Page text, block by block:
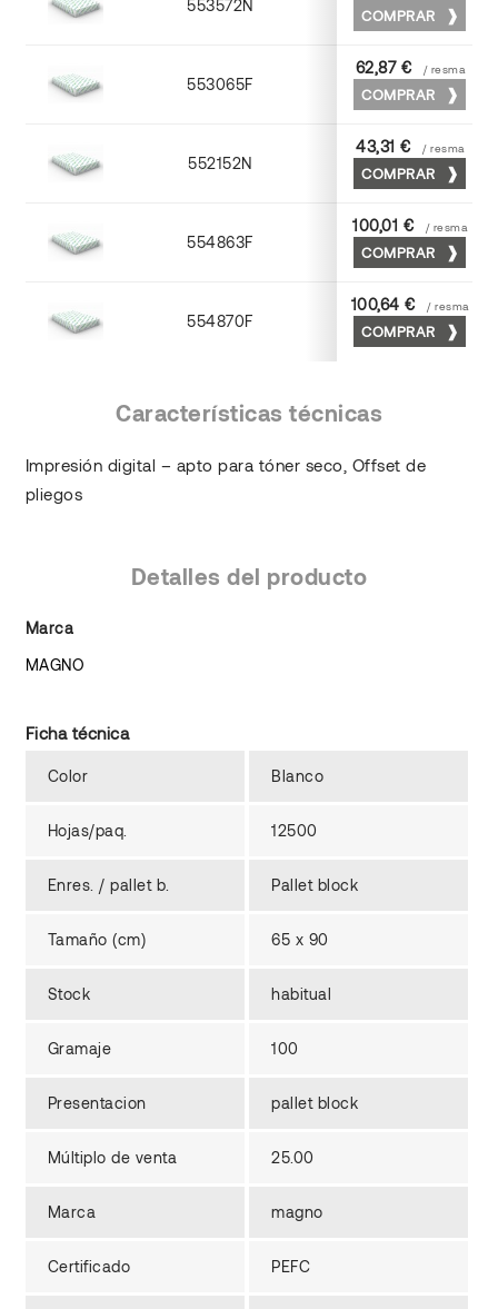
553572N
COMPRAR
553065F 65 x 90
62,87 € / resma
COMPRAR
552152N 52 x 70
43,31 € / resma
COMPRAR
554863F 63 x 88
100,01 € / resma
COMPRAR
554870F 70 x 100
100,64 € / resma
COMPRAR
Características técnicas
Impresión digital – apto para tóner seco, Offset de
pliegos
Detalles del producto
Marca
MAGNO
Ficha técnica
Color Blanco
Hojas/paq. 12500
Enres. / pallet b. Pallet block
Tamaño (cm) 65 x 90
Stock habitual
Gramaje 100
Presentacion pallet block
Múltiplo de venta 25.00
Marca magno
Certificado PEFC